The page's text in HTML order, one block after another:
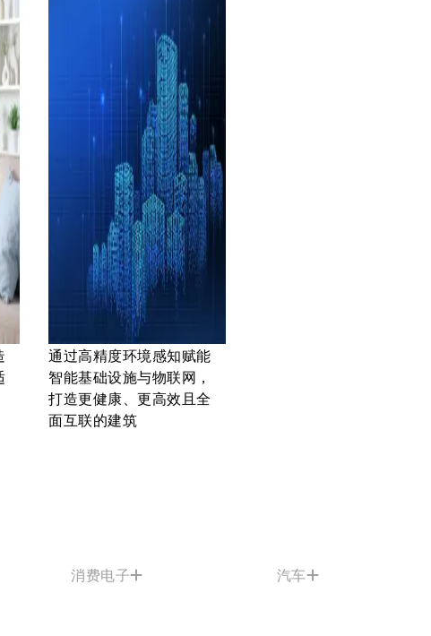
通过高精度环境感知赋能
智能基础设施与物联网，
打造更健康、更高效且全
面互联的建筑
消费电子 汽车